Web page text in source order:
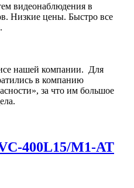
видеонаблюдения в
Низкие цены. Быстро все
нашей компании. Для
в компанию
за что им большое
400L15/M1-AT